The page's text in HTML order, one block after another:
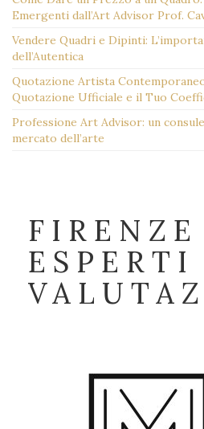
Emergenti dall’Art Advisor Prof.
Vendere Quadri e Dipinti:
dell’Autentica
Quotazione Artista
Quotazione Ufficiale e il Tuo
Professione Art Advisor: un
mercato dell’arte
FIRENZE